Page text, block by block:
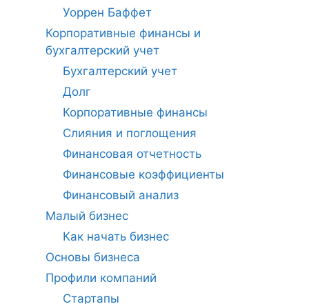
Уоррен Баффет
Корпоративные финансы и
бухгалтерский учет
Бухгалтерский учет
Долг
Корпоративные финансы
Слияния и поглощения
Финансовая отчетность
Финансовые коэффициенты
Финансовый анализ
Малый бизнес
Как начать бизнес
Основы бизнеса
Профили компаний
Стартапы